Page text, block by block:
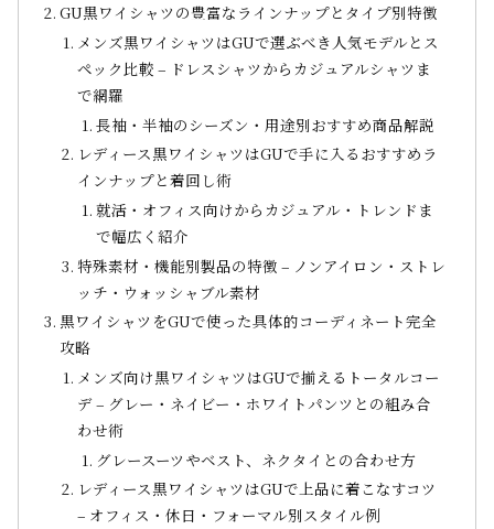
GU黒ワイシャツの豊富なラインナップとタイプ別特徴
メンズ黒ワイシャツはGUで選ぶべき人気モデルとス
ペック比較 – ドレスシャツからカジュアルシャツま
で網羅
長袖・半袖のシーズン・用途別おすすめ商品解説
レディース黒ワイシャツはGUで手に入るおすすめラ
インナップと着回し術
就活・オフィス向けからカジュアル・トレンドま
で幅広く紹介
特殊素材・機能別製品の特徴 – ノンアイロン・ストレ
ッチ・ウォッシャブル素材
黒ワイシャツをGUで使った具体的コーディネート完全
攻略
メンズ向け黒ワイシャツはGUで揃えるトータルコー
デ – グレー・ネイビー・ホワイトパンツとの組み合
わせ術
グレースーツやベスト、ネクタイとの合わせ方
レディース黒ワイシャツはGUで上品に着こなすコツ
– オフィス・休日・フォーマル別スタイル例